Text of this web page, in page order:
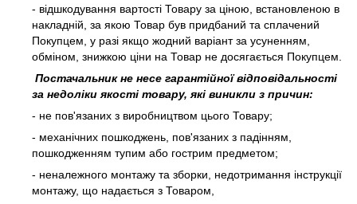
- відшкодування вартості Товару за ціною, встановленою в
накладній, за якою Товар був придбаний та сплачений
Покупцем, у разі якщо жодний варіант за усуненням,
обміном, знижкою ціни на Товар не досягається Покупцем.
Постачальник не несе гарантійної відповідальності
за недоліки якості товару, які виникли з причин:
- не пов'язаних з виробництвом цього Товару;
- механічних пошкоджень, пов'язаних з падінням,
пошкодженням тупим або гострим предметом;
- неналежного монтажу та зборки, недотримання інструкції
монтажу, що надається з Товаром,